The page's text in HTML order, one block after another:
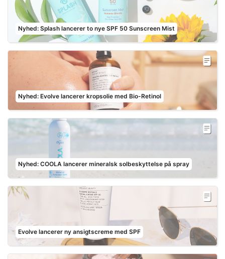
Nyhed: Splash lancerer to nye SPF 50 Sunscreen Mist
Nyhed: Evolve lancerer kropsolie med Bio-Retinol
Nyhed: COOLA lancerer mineralsk solbeskyttelse på spray
Evolve lancerer ny ansigtscreme med SPF